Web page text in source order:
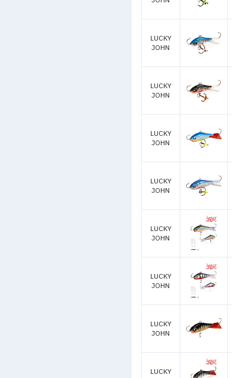
LUCKY
JOHN
LUCKY
JOHN
LUCKY
JOHN
LUCKY
JOHN
LUCKY
JOHN
LUCKY
JOHN
LUCKY
JOHN
LUCKY